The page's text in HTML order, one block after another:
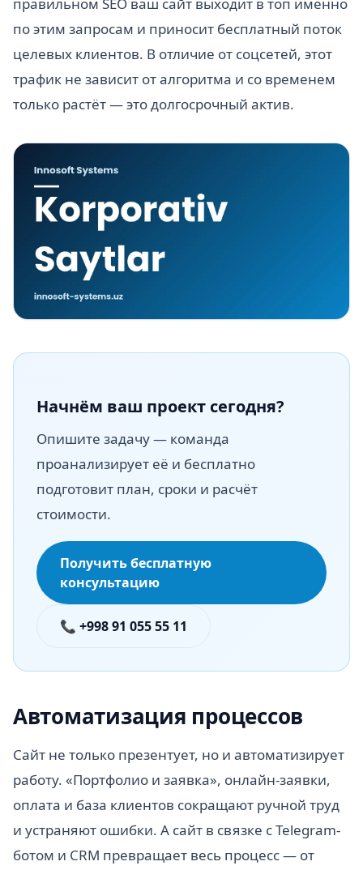
по этим запросам и приносит бесплатный поток
целевых клиентов. В отличие от соцсетей, этот
трафик не зависит от алгоритма и со временем
только растёт — это долгосрочный актив.
Начнём ваш проект сегодня?
Опишите задачу — команда
проанализирует её и бесплатно
подготовит план, сроки и расчёт
стоимости.
Получить бесплатную
консультацию
📞 +998 91 055 55 11
Автоматизация процессов
Сайт не только презентует, но и автоматизирует
работу. «Портфолио и заявка», онлайн-заявки,
оплата и база клиентов сокращают ручной труд
и устраняют ошибки. А сайт в связке с Telegram-
ботом и CRM превращает весь процесс — от